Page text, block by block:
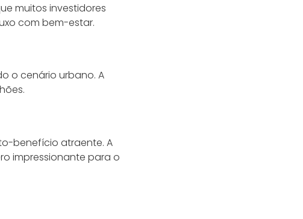
muitos investidores
com bem-estar.
o cenário urbano. A
benefício atraente. A
impressionante para o